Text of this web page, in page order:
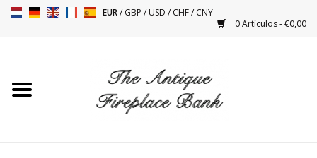
EUR/GBP /USD /CHF/CNY
0 Artículos - €0,00
Chimeneas Antiguas